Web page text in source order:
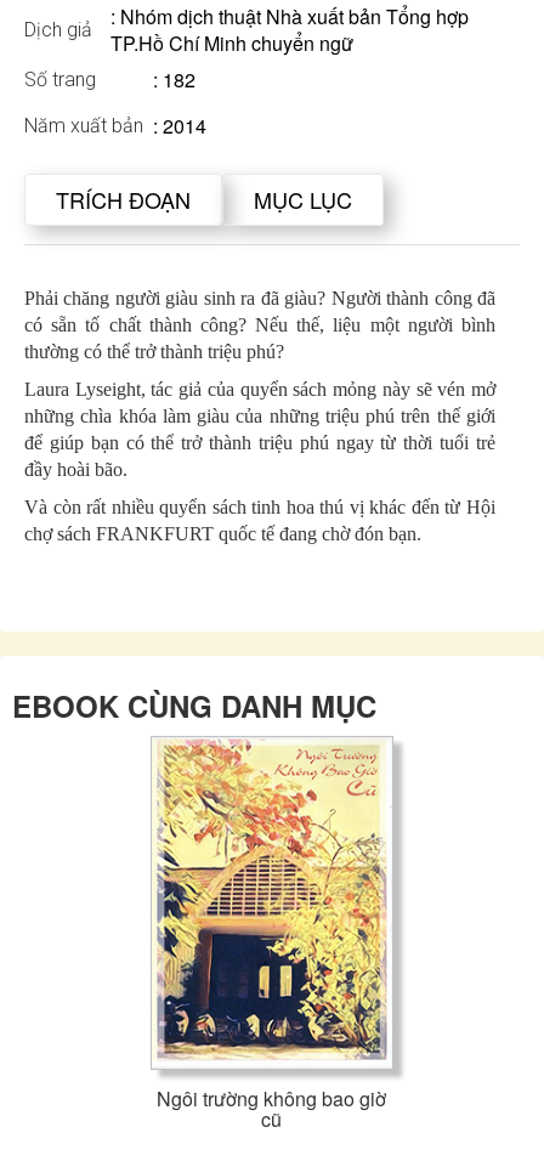
Dịch giả
: Nhóm dịch thuật Nhà xuất bản Tổng hợp
TP.Hồ Chí Minh chuyển ngữ
Số trang : 182
Năm xuất bản : 2014
TRÍCH ĐOẠN MỤC LỤC
Phải chăng người giàu sinh ra đã giàu? Người thành công đã
có sẵn tố chất thành công? Nếu thế, liệu một người bình
thường có thể trở thành triệu phú?
Laura Lyseight, tác giả của quyển sách mỏng này sẽ vén mở
những chìa khóa làm giàu của những triệu phú trên thế giới
để giúp bạn có thể trở thành triệu phú ngay từ thời tuổi trẻ
đầy hoài bão.
Và còn rất nhiều quyển sách tinh hoa thú vị khác đến từ Hội
chợ sách FRANKFURT quốc tế đang chờ đón bạn.
EBOOK CÙNG DANH MỤC
Ngôi trường không bao giờ
cũ